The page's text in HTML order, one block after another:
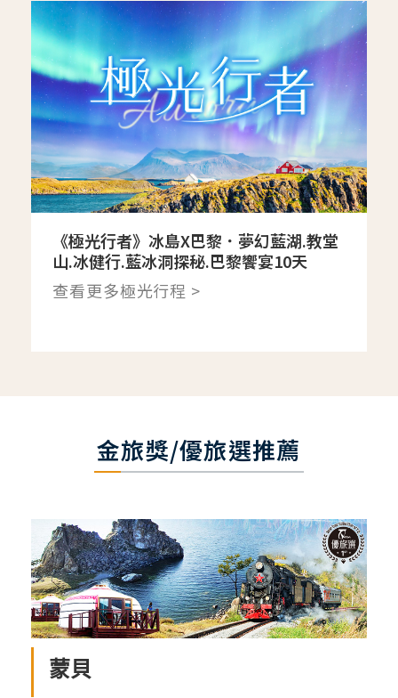
《極光行者》冰島X巴黎．夢幻藍湖.教堂
山.冰健行.藍冰洞探秘.巴黎饗宴10天
查看更多極光行程 >
金旅獎/優旅選推薦
蒙貝